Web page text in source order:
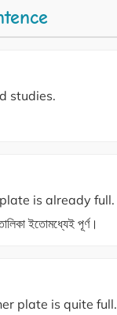
studies.
is already full.
ইতোমধ্যেই পূর্ণ।
plate is quite full.